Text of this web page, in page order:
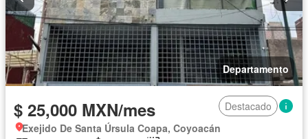
Departamento
$ 25,000 MXN/mes
Destacado
Exejido De Santa Úrsula Coapa, Coyoacán